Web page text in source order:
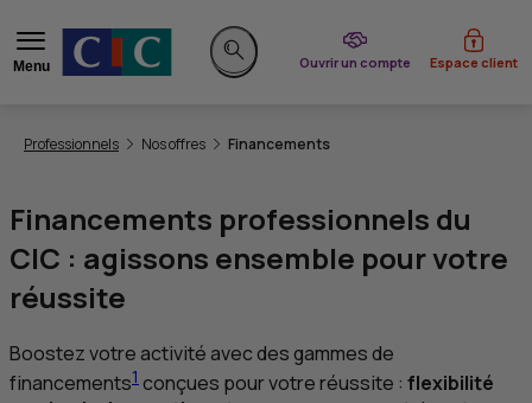
Menu
Rechercher sur le site
Ouvrir un compte
du CIC Espace client
Professionnels Nos offres Financements
Financements professionnels du
CIC : agissons ensemble pour votre
réussite
Boostez votre activité avec des gammes de
financements1 conçues pour votre réussite : flexibilité